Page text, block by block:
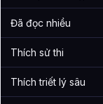
Đã đọc nhiều
Thích sử thi
Thích triết lý sâu